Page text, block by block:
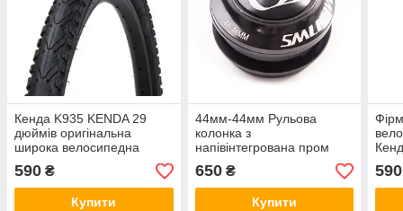
Кенда K935 KENDA 29
дюймів оригінальна
широка велосипедна
покришка вело шина
напівслік, код товару
111164
590 ₴
Купити
44мм-44мм Рульова
колонка з
напівінтегрована пром
підшипниками вело
650₴
Купити
590